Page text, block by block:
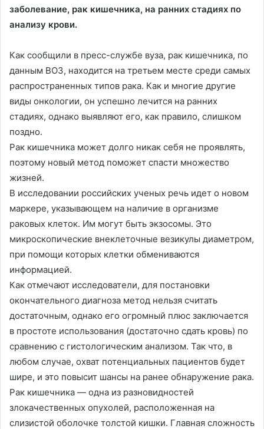
заболевание, рак кишечника, на ранних стадиях по
анализу крови.
Как сообщили в пресс-службе вуза, рак кишечника, по
данным ВОЗ, находится на третьем месте среди самых
распространенных типов рака. Как и многие другие
виды онкологии, он успешно лечится на ранних
стадиях, однако выявляют его, как правило, слишком
поздно.
Рак кишечника может долго никак себя не проявлять,
поэтому новый метод поможет спасти множество
жизней.
В исследовании российских ученых речь идет о новом
маркере, указывающем на наличие в организме
раковых клеток. Им могут быть экзосомы. Это
микроскопические внеклеточные везикулы диаметром,
при помощи которых клетки обмениваются
информацией.
Как отмечают исследователи, для постановки
окончательного диагноза метод нельзя считать
достаточным, однако его огромный плюс заключается
в простоте использования (достаточно сдать кровь) по
сравнению с гистологическим анализом. Так что, в
любом случае, охват потенциальных пациентов будет
шире, и это повысит шансы на ранее обнаружение рака.
Рак кишечника — одна из разновидностей
злокачественных опухолей, расположенная на
слизистой оболочке толстой кишки. Главная сложность